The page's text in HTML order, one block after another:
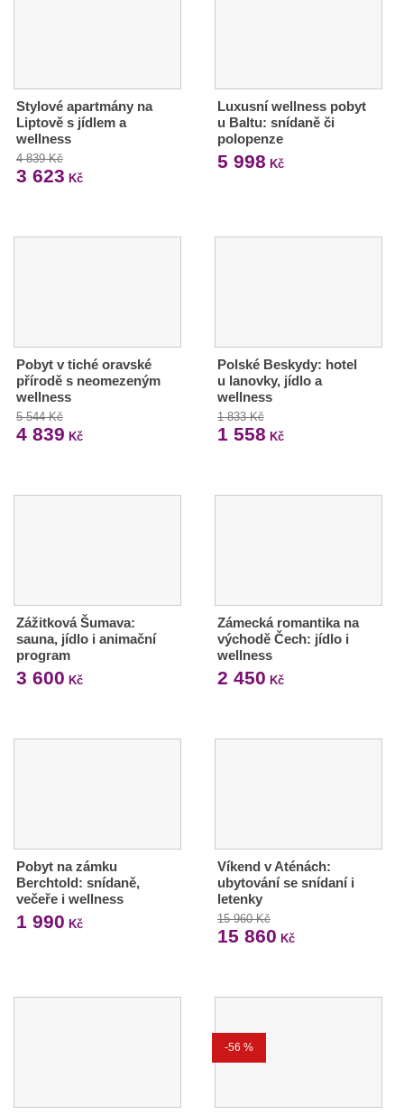
Stylové apartmány na
Liptově s jídlem a
wellness
4 839 Kč
3 623 Kč
Luxusní wellness pobyt
u Baltu: snídaně či
polopenze
5 998 Kč
Pobyt v tiché oravské
přírodě s neomezeným
wellness
5 544 Kč
4 839 Kč
Polské Beskydy: hotel
u lanovky, jídlo a
wellness
1 833 Kč
1 558 Kč
Zážitková Šumava:
sauna, jídlo i animační
program
3 600 Kč
Zámecká romantika na
východě Čech: jídlo i
wellness
2 450 Kč
Pobyt na zámku
Berchtold: snídaně,
večeře i wellness
1 990 Kč
Víkend v Aténách:
ubytování se snídaní i
letenky
15 960 Kč
15 860 Kč
-56 %